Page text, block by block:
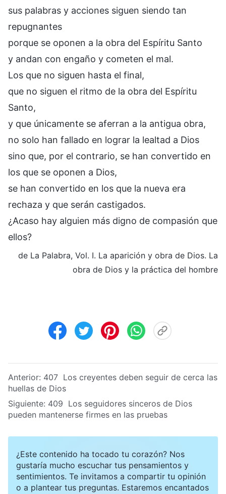
sus palabras y acciones siguen siendo tan
repugnantes
porque se oponen a la obra del Espíritu Santo
y andan con engaño y cometen el mal.
Los que no siguen hasta el final,
que no siguen el ritmo de la obra del Espíritu
Santo,
y que únicamente se aferran a la antigua obra,
no solo han fallado en lograr la lealtad a Dios
sino que, por el contrario, se han convertido en
los que se oponen a Dios,
se han convertido en los que la nueva era
rechaza y que serán castigados.
¿Acaso hay alguien más digno de compasión que
ellos?
de La Palabra, Vol. I. La aparición y obra de Dios. La
obra de Dios y la práctica del hombre
Anterior: 407 Los creyentes deben seguir de cerca las
huellas de Dios
Siguiente: 409 Los seguidores sinceros de Dios
pueden mantenerse firmes en las pruebas
¿Este contenido ha tocado tu corazón? Nos
gustaría mucho escuchar tus pensamientos y
sentimientos. Te invitamos a compartir tu opinión
o a plantear tus preguntas. Estaremos encantados